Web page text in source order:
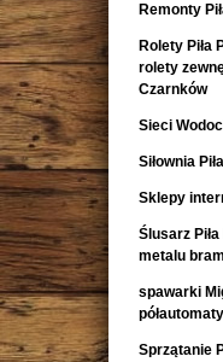
Remonty
Rolety Piła
rolety
Czarnków
Sieci
Siłownia Piła
Sklepy
Ślusarz
metalu
spawarki
Sprzątanie